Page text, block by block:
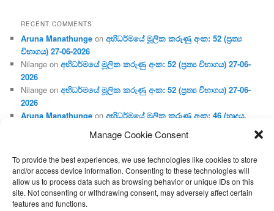
Manage Cookie Consent
To provide the best experiences, we use technologies like cookies to store
and/or access device information. Consenting to these technologies will
allow us to process data such as browsing behavior or unique IDs on this
site. Not consenting or withdrawing consent, may adversely affect certain
features and functions.
RECENT COMMENTS
Aruna Manathunge onඅභිධර්මයේ මූලික කරුණු අංක: 52 (ප්‍ර‍ත්‍ය
විභාගය) 27-06-2026
Nilange onඅභිධර්මයේ මූලික කරුණු අංක: 52 (ප්‍ර‍ත්‍ය විභාගය) 27-06-
2026
Nilange onඅභිධර්මයේ මූලික කරුණු අංක: 52 (ප්‍ර‍ත්‍ය විභාගය) 27-06-
2026
Aruna Manathunge onඅභිධර්මයේ මූලික කරුණු අංක: 46 (හෘදය,
අභිධර්මයේ මූලික කරුණු අංක: 46 (හෘදය, ජීවිත,